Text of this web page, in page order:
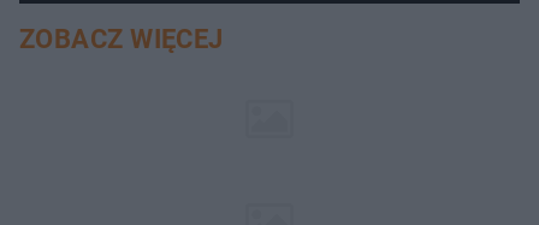
ZOBACZ WIĘCEJ